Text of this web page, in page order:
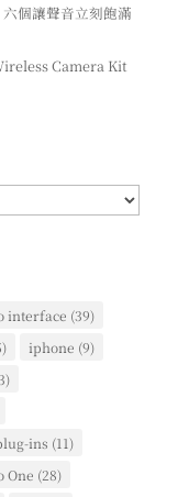
個讓聲音立刻飽滿
Camera Kit
interface (39)
iphone (9)
ins (11)
One (28)